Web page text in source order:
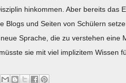
hinkommen. Aber bereits das
Blogs und Seiten von Schülern
Sprache, die zu verstehen eine
sie mit viel implizitem Wissen